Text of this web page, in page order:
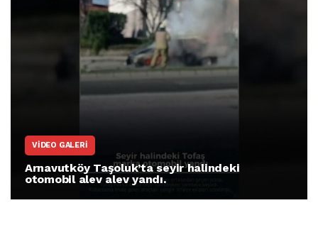
ARNAVUTKÖY
Arnavutköy İmrahor Mahallesi sakinleri
protesto gösterisi düzenledi